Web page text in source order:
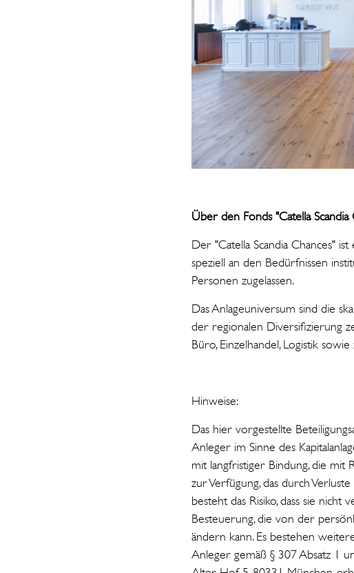
Über den Fonds "Catella Scandia
Der "Catella Scandia Chances"
speziell an den Bedürfnissen
Personen zugelassen.
Das Anlageuniversum sind die
der regionalen Diversifizierung
Büro, Einzelhandel, Logistik
Hinweise:
Das hier vorgestellte
Anleger im Sinne des
mit langfristiger Bindung, die mit
zur Verfügung, das durch
besteht das Risiko, dass sie
Besteuerung, die von der
ändern kann. Es bestehen
Anleger gemäß § 307 Absatz 1